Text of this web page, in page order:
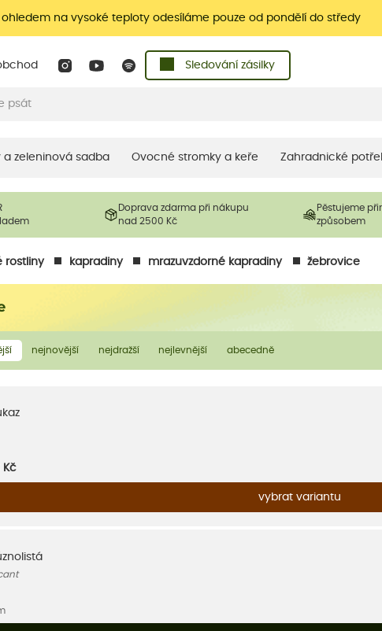
ohledem na vysoké teploty odesíláme pouze od pondělí do středy
Sledování zásilky
a zeleninová sadba Ovocné stromky a keře Zahradnické
Doprava zdarma při nákupu
nad 2500 Kč
Pěstujeme
způsobem
rostliny kapradiny mrazuvzdorné kapradiny žebrovice
nejnovější nejdražší nejlevnější abecedně
Kč
vybrat variantu